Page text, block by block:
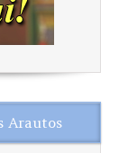
Arautos